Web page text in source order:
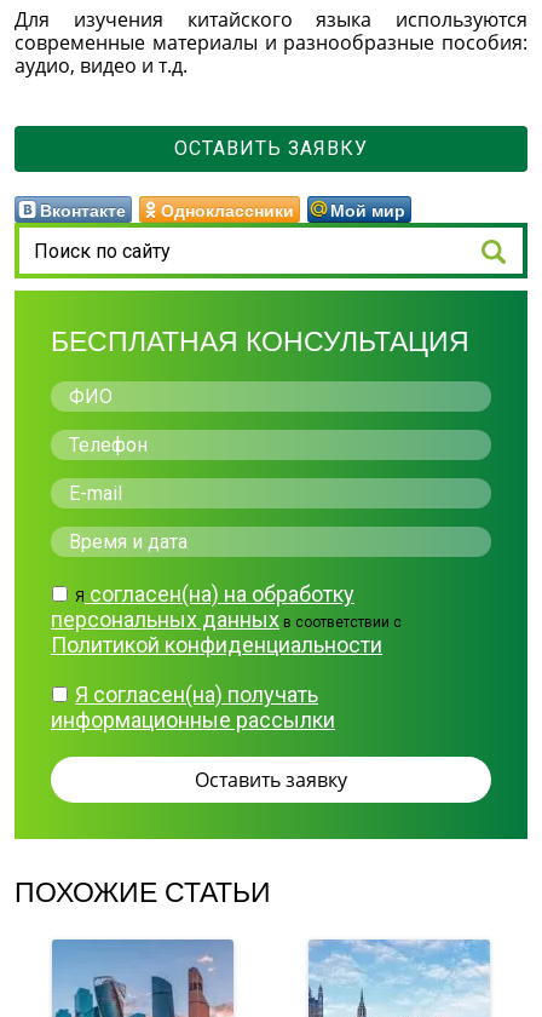
Для изучения китайского языка используются
современные материалы и разнообразные пособия:
аудио, видео и т.д.
ОСТАВИТЬ ЗАЯВКУ
Вконтакте Одноклассники Мой мир
БЕСПЛАТНАЯ КОНСУЛЬТАЦИЯ
Я согласен(на) на обработку
персональных данных в соответствии с
Политикой конфиденциальности
Я согласен(на) получать
информационные рассылки
ПОХОЖИЕ СТАТЬИ